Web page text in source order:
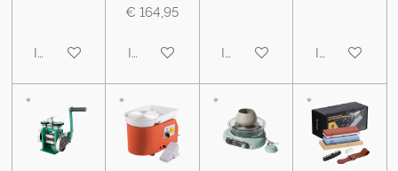
In winkelwagen
€ 164,95
In winkelwagenIn winkelwagenIn